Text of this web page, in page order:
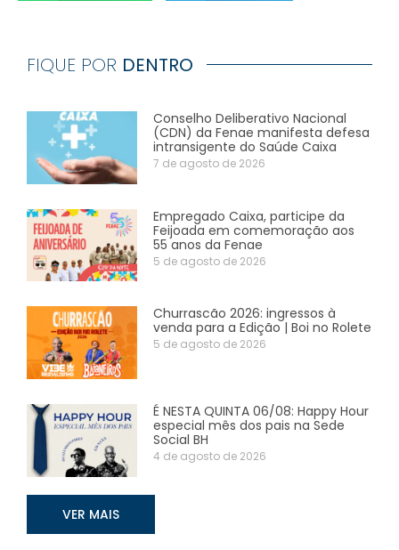
FIQUE POR DENTRO
Conselho Deliberativo Nacional
(CDN) da Fenae manifesta defesa
intransigente do Saúde Caixa
7 de agosto de 2026
Empregado Caixa, participe da
Feijoada em comemoração aos
55 anos da Fenae
5 de agosto de 2026
Churrascão 2026: ingressos à
venda para a Edição | Boi no Rolete
5 de agosto de 2026
É NESTA QUINTA 06/08: Happy Hour
especial mês dos pais na Sede
Social BH
4 de agosto de 2026
VER MAIS